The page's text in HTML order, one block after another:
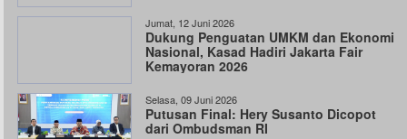
Jumat, 12 Juni 2026
Dukung Penguatan UMKM dan Ekonomi
Nasional, Kasad Hadiri Jakarta Fair
Kemayoran 2026
Selasa, 09 Juni 2026
Putusan Final: Hery Susanto Dicopot
dari Ombudsman RI